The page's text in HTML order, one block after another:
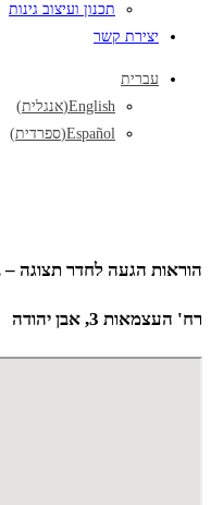
תכנון ועיצוב גינות
יצירת קשר
עברית
English
(אנגלית)
Español
(ספרדית)
הוראות הגעה לחדר תצוגה
רח' העצמאות 3, אבן יהודה